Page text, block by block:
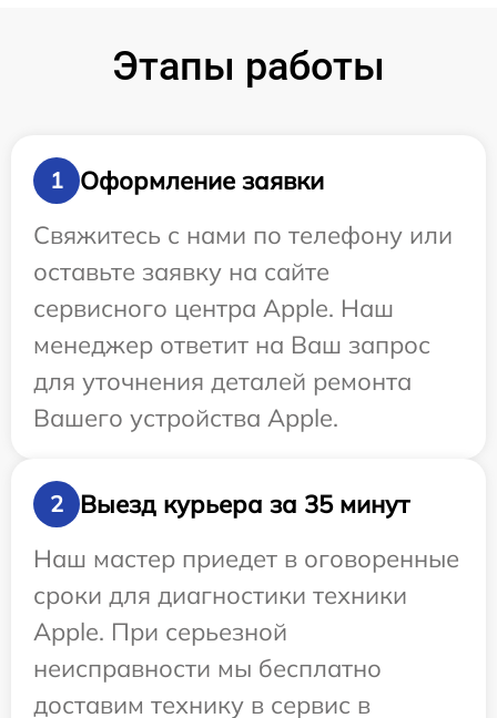
Этапы работы
1
Оформление заявки
Свяжитесь с нами по телефону или
оставьте заявку на сайте
сервисного центра Apple. Наш
менеджер ответит на Ваш запрос
для уточнения деталей ремонта
Вашего устройства Apple.
2
Выезд курьера за 35 минут
Наш мастер приедет в оговоренные
сроки для диагностики техники
Apple. При серьезной
неисправности мы бесплатно
доставим технику в сервис в